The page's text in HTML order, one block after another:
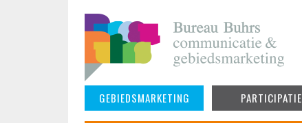
Skip
to
content
GEBIEDSMARKETING PARTICIPATIE